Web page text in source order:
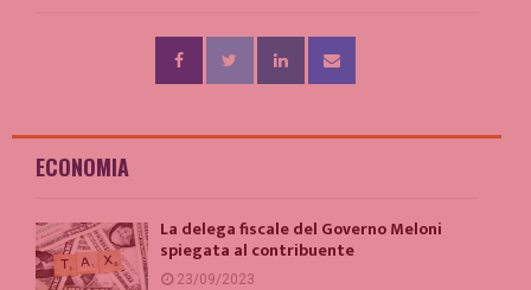
ECONOMIA
La delega fiscale del Governo Meloni
spiegata al contribuente
23/09/2023